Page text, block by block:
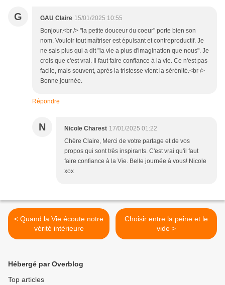
G GAU Claire 15/01/2025 10:55
Bonjour,<br /> "la petite douceur du coeur" porte bien son
nom. Vouloir tout maîtriser est épuisant et contreproductif. Je
ne sais plus qui a dit "la vie a plus d'imagination que nous". Je
crois que c'est vrai. Il faut faire confiance à la vie. Ce n'est pas
facile, mais souvent, après la tristesse vient la sérénité.<br />
Bonne journée.
Répondre
N Nicole Charest 17/01/2025 01:22
Chère Claire, Merci de votre partage et de vos
propos qui sont très inspirants. C'est vrai qu'il faut
faire confiance à la Vie. Belle journée à vous! Nicole
xox
< Quand la Vie écoute notre
vérité intérieure
Choisir entre la peine et le
vide >
Hébergé par Overblog
Top articles